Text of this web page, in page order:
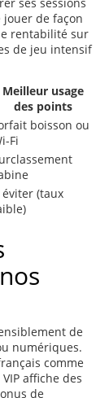
de façon
rentabilité sur
de jeu intensif
Meilleur usage
des points
boisson ou
Fi
éviter (taux
de
numériques.
comme
affiche des
de